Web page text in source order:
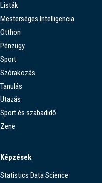
Listák
Mesterséges Intelligencia
Otthon
Pénzügy
Sport
Szórakozás
Tanulás
Utazás
Sport és szabadidő
Zene
Képzések
Statistics Data Science